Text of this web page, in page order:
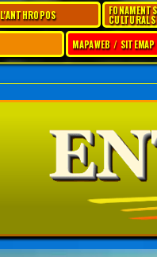
L'ANTHROPOS FONAMENTS
CULTURALS
MAPAWEB / SITEMAP